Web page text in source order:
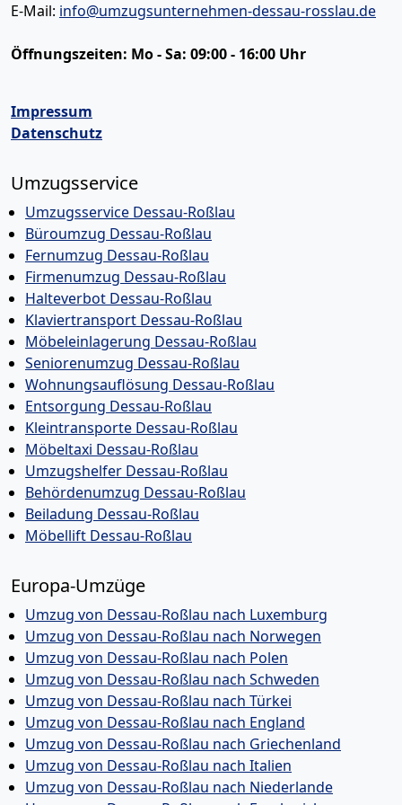
E-Mail: info@umzugsunternehmen-dessau-rosslau.de
Öffnungszeiten: Mo - Sa: 09:00 - 16:00 Uhr
Impressum
Datenschutz
Umzugsservice
Umzugsservice Dessau-Roßlau
Büroumzug Dessau-Roßlau
Fernumzug Dessau-Roßlau
Firmenumzug Dessau-Roßlau
Halteverbot Dessau-Roßlau
Klaviertransport Dessau-Roßlau
Möbeleinlagerung Dessau-Roßlau
Seniorenumzug Dessau-Roßlau
Wohnungsauflösung Dessau-Roßlau
Entsorgung Dessau-Roßlau
Kleintransporte Dessau-Roßlau
Möbeltaxi Dessau-Roßlau
Umzugshelfer Dessau-Roßlau
Behördenumzug Dessau-Roßlau
Beiladung Dessau-Roßlau
Möbellift Dessau-Roßlau
Europa-Umzüge
Umzug von Dessau-Roßlau nach Luxemburg
Umzug von Dessau-Roßlau nach Norwegen
Umzug von Dessau-Roßlau nach Polen
Umzug von Dessau-Roßlau nach Schweden
Umzug von Dessau-Roßlau nach Türkei
Umzug von Dessau-Roßlau nach England
Umzug von Dessau-Roßlau nach Griechenland
Umzug von Dessau-Roßlau nach Italien
Umzug von Dessau-Roßlau nach Niederlande